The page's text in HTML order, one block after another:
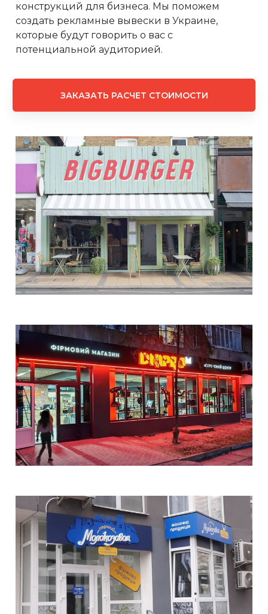
конструкций для бизнеса. Мы поможем
создать рекламные вывески в Украине,
которые будут говорить о вас с
потенциальной аудиторией.
ЗАКАЗАТЬ РАСЧЕТ СТОИМОСТИ